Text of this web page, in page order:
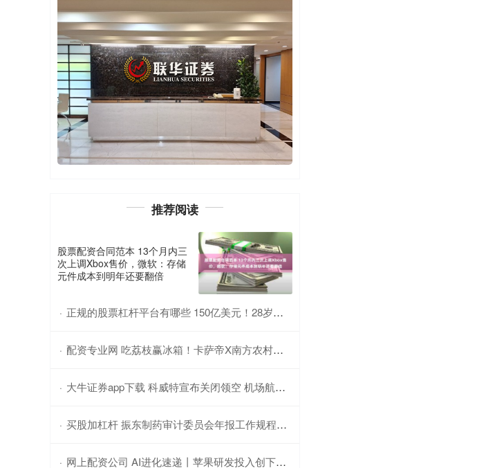
推荐阅读
股票配资合同范本 13个月内三
次上调Xbox售价，微软：存储
元件成本到明年还要翻倍
· 正规的股票杠杆平台有哪些 150亿美元！28岁华裔天才官宣加入Meta，扎克伯格掀翻AI牌桌！
· 配资专业网 吃荔枝赢冰箱！卡萨帝X南方农村报将在广州京东MALL举行神鲜盒推广活动
· 大牛证券app下载 科威特宣布关闭领空 机场航站楼遭袭被严重损毁 现场多人受伤！
· 买股加杠杆 振东制药审计委员会年报工作规程出台，强化年报审计监督
· 网上配资公司 AI进化速递丨苹果研发投入创下历史新高